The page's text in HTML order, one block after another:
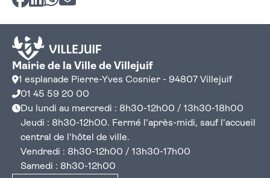
Mairie de la Ville de Villejuif
1 esplanade Pierre-Yves Cosnier - 94807 Villejuif
01 45 59 20 00
Du lundi au mercredi : 8h30-12h00 / 13h30-18h00
Jeudi : 8h30-12h00. Fermé l'après-midi, sauf l'accueil
central de l'hôtel de ville.
Vendredi : 8h30-12h00 / 13h30-17h00
Samedi : 8h30-12h00